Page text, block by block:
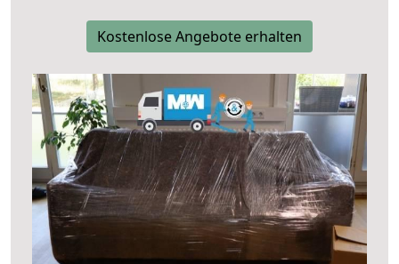
Kostenlose Angebote erhalten